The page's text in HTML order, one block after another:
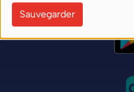
Sauvegarder